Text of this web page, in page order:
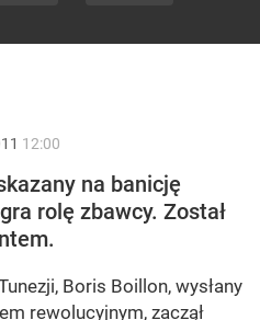
12:00
na banicję
rolę zbawcy. Został
Boris Boillon, wysłany
rewolucyjnym, zaczął